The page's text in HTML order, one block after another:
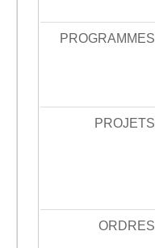
PROGRAMMES
PROJETS
ORDRES